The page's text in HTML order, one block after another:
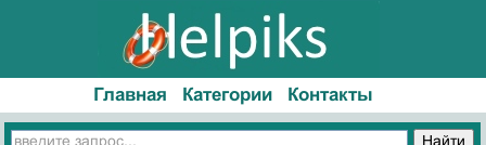
Главная Категории Контакты